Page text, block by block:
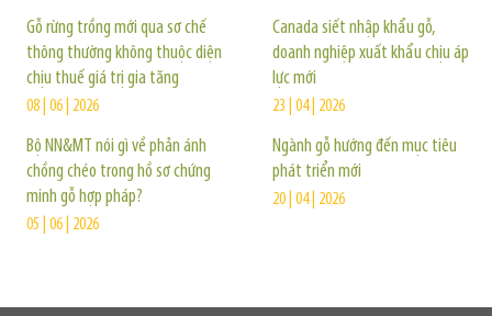
Gỗ rừng trồng mới qua sơ chế
thông thường không thuộc diện
chịu thuế giá trị gia tăng
08 | 06 | 2026
Bộ NN&MT nói gì về phản ánh
chồng chéo trong hồ sơ chứng
minh gỗ hợp pháp?
05 | 06 | 2026
Canada siết nhập khẩu gỗ,
doanh nghiệp xuất khẩu chịu áp
lực mới
23 | 04 | 2026
Ngành gỗ hướng đến mục tiêu
phát triển mới
20 | 04 | 2026